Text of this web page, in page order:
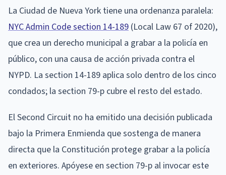
La Ciudad de Nueva York tiene una ordenanza paralela:
NYC Admin Code section 14-189 (Local Law 67 of 2020),
que crea un derecho municipal a grabar a la policía en
público, con una causa de acción privada contra el
NYPD. La section 14-189 aplica solo dentro de los cinco
condados; la section 79-p cubre el resto del estado.
El Second Circuit no ha emitido una decisión publicada
bajo la Primera Enmienda que sostenga de manera
directa que la Constitución protege grabar a la policía
en exteriores. Apóyese en section 79-p al invocar este